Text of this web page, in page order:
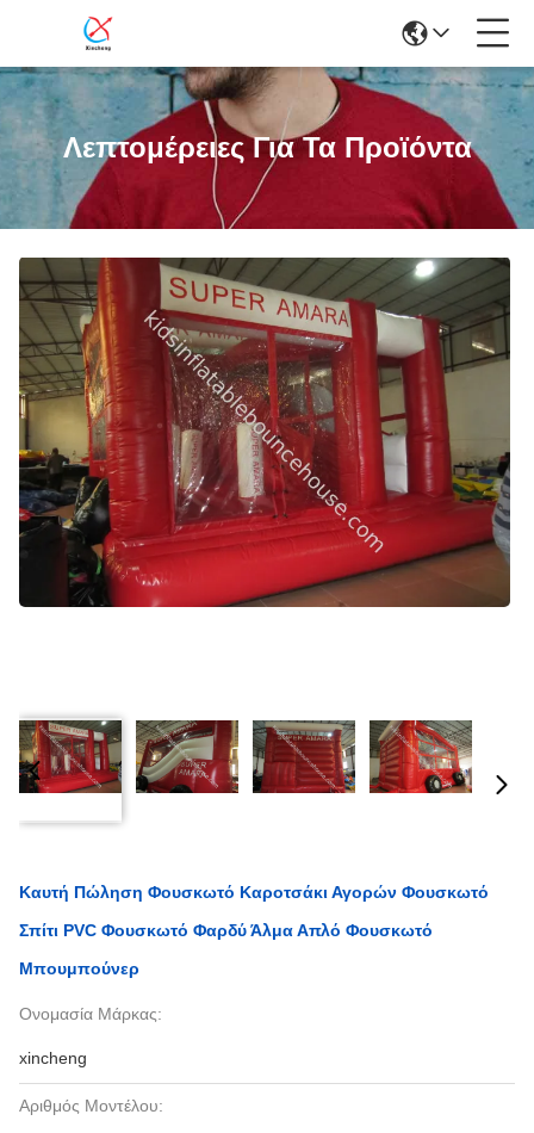
Λεπτομέρειες Για Τα Προϊόντα
Καυτή Πώληση Φουσκωτό Καροτσάκι Αγορών Φουσκωτό
Σπίτι PVC Φουσκωτό Φαρδύ Άλμα Απλό Φουσκωτό
Μπουμπούνερ
Ονομασία Μάρκας:
xincheng
Αριθμός Μοντέλου: